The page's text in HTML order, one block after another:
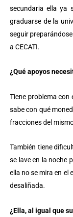
secundaria ella ya
graduarse de la
seguir
a CECATI.
¿Qué apoyos
Tiene problema con
sabe con qué
fracciones del
También tiene
se lave en la noche
ella no se mira en el
desaliñada.
¿Ella, al igual que